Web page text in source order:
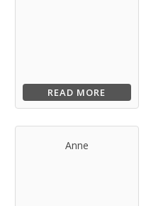
READ MORE
Anne